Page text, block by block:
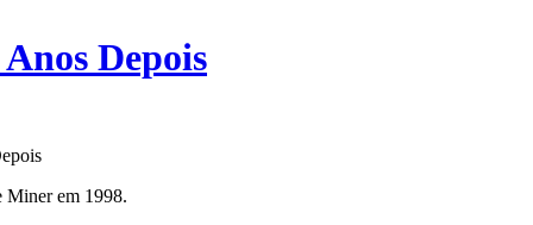
Depois
Miner em 1998.